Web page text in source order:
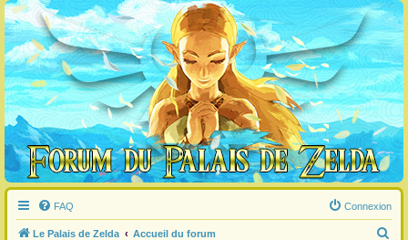
FAQ Connexion
Le Palais de Zelda Accueil du forum